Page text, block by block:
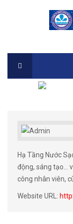
Hạ Tầng Nước
động, sáng tạo…
công nhân viên,
Website URL: